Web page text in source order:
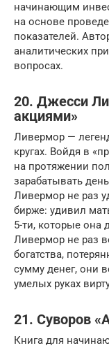
начинающим
на основе
показателей.
аналитических
вопросах.
20. Джесси
акциями»
Ливермор —
кругах. Войдя в
на протяжении
зарабатывать
Ливермор не раз
бирже: удивил
5-ти, которые она
Ливермор не раз
богатства,
сумму денег, они
умелых руках
21. Суворов
Книга для